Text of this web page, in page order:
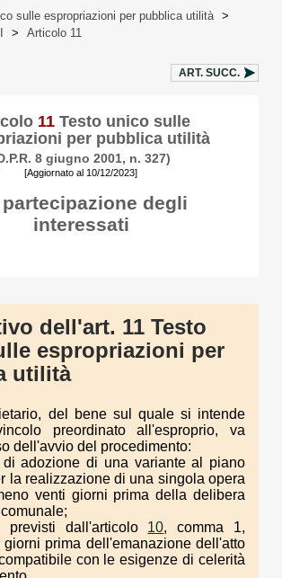
sulle espropriazioni per pubblica utilità >
> Articolo 11
ART. SUCC.
11Testo unico sulle
per pubblica utilità
8 giugno 2001, n. 327)
[Aggiornato al 10/12/2023]
partecipazione degli
interessati
dell'art. 11 Testo
espropriazioni per
utilità
del bene sul quale si intende
preordinato all'esproprio, va
dell'avvio del procedimento:
adozione di una variante al piano
la realizzazione di una singola opera
venti giorni prima della delibera
dall'articolo 10, comma 1,
prima dell'emanazione dell'atto
con le esigenze di celerità